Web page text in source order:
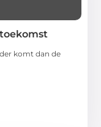
komt dan de